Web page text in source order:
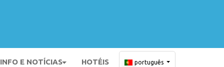
INFO E NOTÍCIAS HOTÉIS português